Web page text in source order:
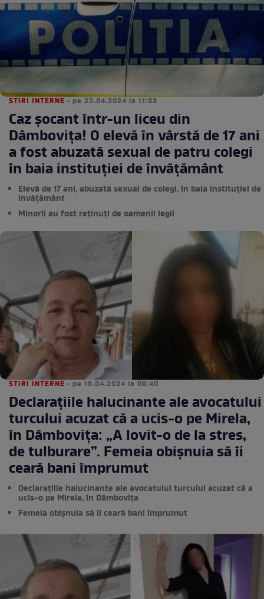
STIRI INTERNE • pe 25.04.2024 la 11:33
Caz șocant într-un liceu din
Dâmbovița! O elevă în vârstă de 17 ani
a fost abuzată sexual de patru colegi
în baia instituției de învățământ
Elevă de 17 ani, abuzată sexual de colegi, în baia instituției de
învățământ
Minorii au fost reținuți de oamenii legii
STIRI INTERNE • pe 16.04.2024 la 09:40
Declarațiile halucinante ale avocatului
turcului acuzat că a ucis-o pe Mirela,
în Dâmbovița: „A lovit-o de la stres,
de tulburare”. Femeia obișnuia să îi
ceară bani împrumut
Declarațiile halucinante ale avocatului turcului acuzat că a
ucis-o pe Mirela, în Dâmbovița
Femeia obișnuia să îi ceară bani împrumut